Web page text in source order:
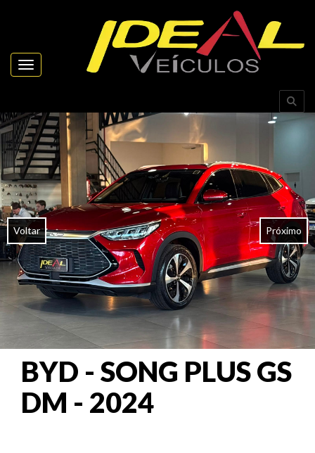
Toggle navigation
Voltar Próximo
BYD - SONG PLUS GS
DM - 2024